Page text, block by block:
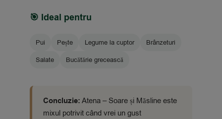
🎯 Ideal pentru
Pui Pește Legume la cuptor Brânzeturi
Salate Bucătărie grecească
Concluzie: Atena – Soare și Măsline este
mixul potrivit când vrei un gust